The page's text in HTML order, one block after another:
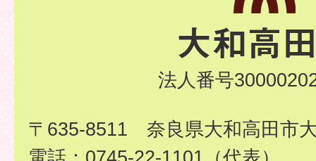
法人番号
〒635-8511 奈良県大和高田市